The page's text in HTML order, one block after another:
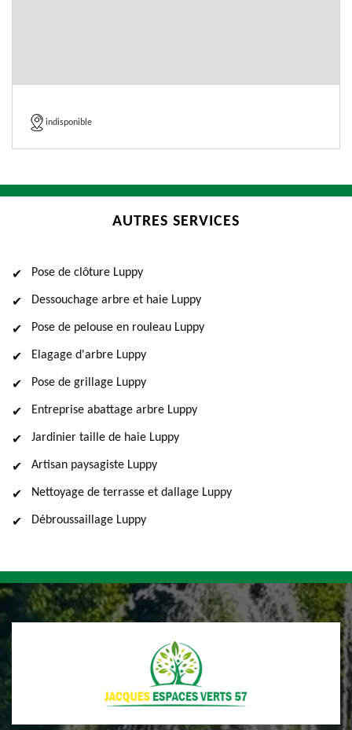
indisponible
AUTRES SERVICES
Pose de clôture Luppy
Dessouchage arbre et haie Luppy
Pose de pelouse en rouleau Luppy
Elagage d'arbre Luppy
Pose de grillage Luppy
Entreprise abattage arbre Luppy
Jardinier taille de haie Luppy
Artisan paysagiste Luppy
Nettoyage de terrasse et dallage Luppy
Débroussaillage Luppy